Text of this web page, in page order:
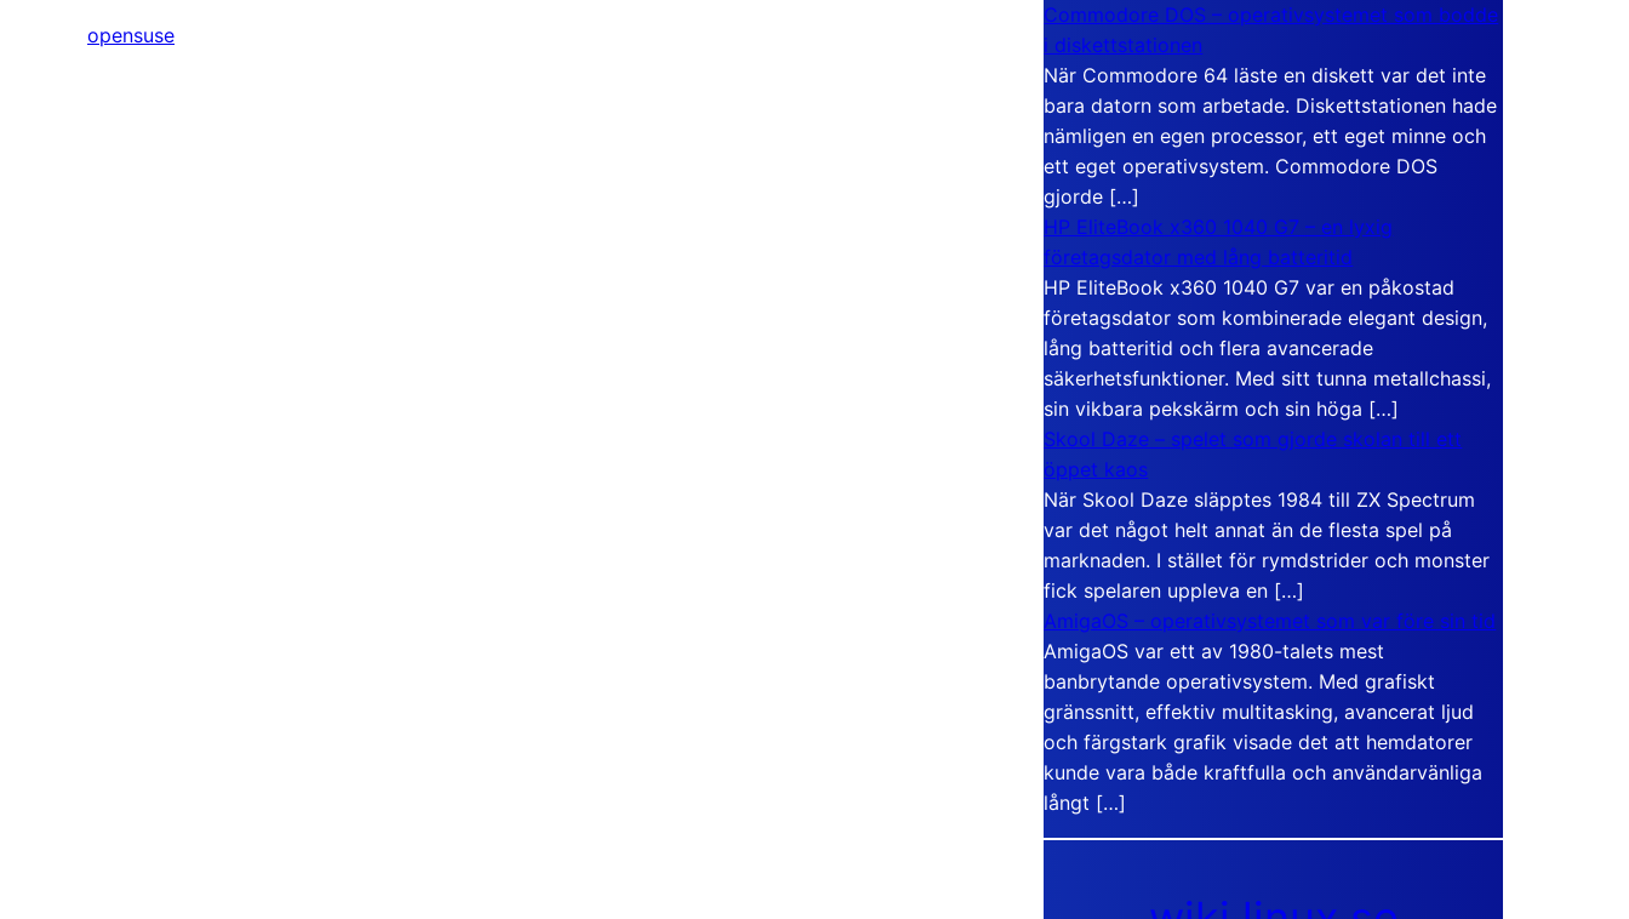
opensuse
Commodore DOS – operativsystemet som bodde
i diskettstationen
När Commodore 64 läste en diskett var det inte
bara datorn som arbetade. Diskettstationen hade
nämligen en egen processor, ett eget minne och
ett eget operativsystem. Commodore DOS
gjorde […]
HP EliteBook x360 1040 G7 – en lyxig
företagsdator med lång batteritid
HP EliteBook x360 1040 G7 var en påkostad
företagsdator som kombinerade elegant design,
lång batteritid och flera avancerade
säkerhetsfunktioner. Med sitt tunna metallchassi,
sin vikbara pekskärm och sin höga […]
Skool Daze – spelet som gjorde skolan till ett
öppet kaos
När Skool Daze släpptes 1984 till ZX Spectrum
var det något helt annat än de flesta spel på
marknaden. I stället för rymdstrider och monster
fick spelaren uppleva en […]
AmigaOS – operativsystemet som var före sin tid
AmigaOS var ett av 1980-talets mest
banbrytande operativsystem. Med grafiskt
gränssnitt, effektiv multitasking, avancerat ljud
och färgstark grafik visade det att hemdatorer
kunde vara både kraftfulla och användarvänliga
långt […]